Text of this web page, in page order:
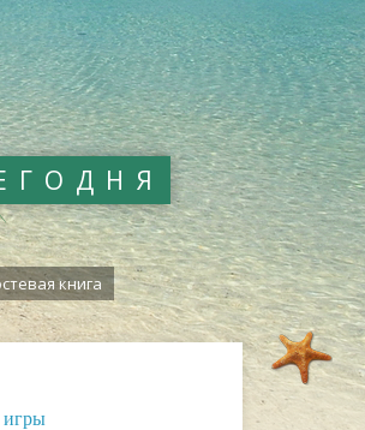
книга